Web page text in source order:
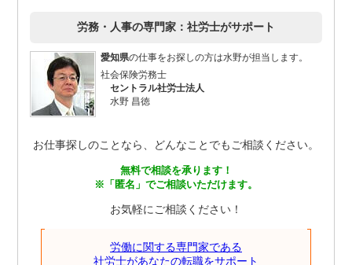
労務・人事の専門家：社労士がサポート
愛知県の仕事をお探しの方は水野が担当します。
社会保険労務士
セントラル社労士法人
水野 昌徳
お仕事探しのことなら、どんなことでもご相談ください。
無料で相談を承ります！
※「匿名」でご相談いただけます。
お気軽にご相談ください！
労働に関する専門家である
社労士があなたの転職をサポート